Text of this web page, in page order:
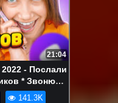
21:04
- Послали
* Звоню
/ Вики Шоу
141.3K